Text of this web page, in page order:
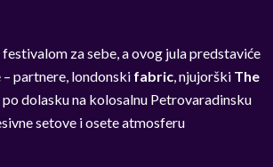
za sebe, a ovog jula predstaviće
partnere, londonski fabric , njujorški The
po dolasku na kolosalnu Petrovaradinsku
setove i osete atmosferu